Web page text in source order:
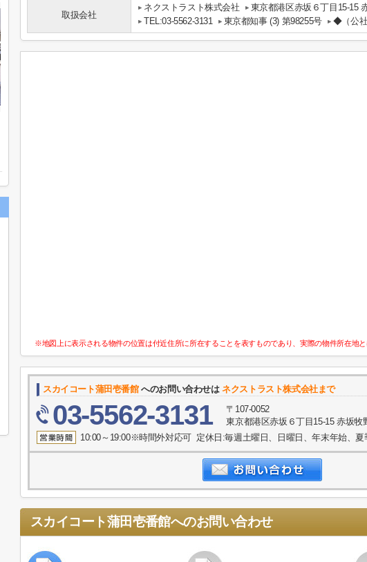
取扱会社
ネクストラスト株式会社
東京都港区赤坂６丁目15-15
TEL:03-5562-3131
東京都知事 (3) 第98255号 ◆（公
※地図上に表示される物件の位置は付近住所に所在することを表すものであり、実際の物件所在地と
スカイコート蒲田壱番館へのお問い合わせはネクストラスト株式会社まで
03-5562-3131
〒107-0052
東京都港区赤坂６丁目15-15 赤坂牧
10:00～19:00※時間外対応可 定休日:毎週土曜日、日曜日、年末年始、夏
スカイコート蒲田壱番館へのお問い合わせ